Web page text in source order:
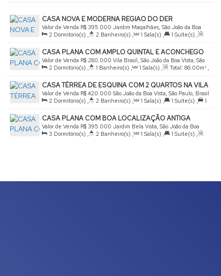
CASA NOVA E MODERNA REGIAO DO DER
R$ 395.000
Valor de Venda
Jardim Magalhães, São João da Boa
Vista, São Paulo, Brasil
2 Dormitório(s) , 2 Banheiro(s) , 1 Sala(s) , 1 Suíte(s) ,
Total: 150.00m² , 2 Vaga(s) , Útil: 78.00m² ,
Terreno:
150.00 m² , Comprimento: 20.00m , Fundos: 7.00m ,
Frente:
7.00 m , Lado Direito: 20.00m , Lado Esquerdo: 20 .00m
CASA PLANA COM AMPLO QUINTAL E ACONCHEGO
NA VILA BRASIL
R$ 280.000
Valor de Venda
Vila Brasil, São João da Boa Vista, São
Paulo, Brasil
2 Dormitório(s) , 1 Banheiro(s) , 1 Sala(s) , Total: 86.00m² ,
2 Vaga(s) , Terreno: 325.00m² , Comprimento: 27.00m ,
Fundos:
12.00m , Frente: 12 .00 m , Lado Direito: 27.00m ,
Lado Esquerdo: 27 .00m
CASA TÉRREA DE ESQUINA COM 2 QUARTOS NA VILA
BRASIL
R$ 420.000
Valor de Venda
São João da Boa Vista, São Paulo, Brasil
2 Dormitório(s) , 2 Banheiro(s) , 1 Sala(s) , 1 Suíte(s) ,
1
Vaga(s) , Útil: 100.00m² , Terreno: 130.00m²
CASA PLANA COM BOA LOCALIZAÇÃO ANTIGA
R$ 395.000
Valor de Venda
Jardim Bela Vista, São João da Boa
Vista, São Paulo, Brasil
3 Dormitório(s) , 2 Banheiro(s) , 1 Sala(s) , 1 Suíte(s) ,